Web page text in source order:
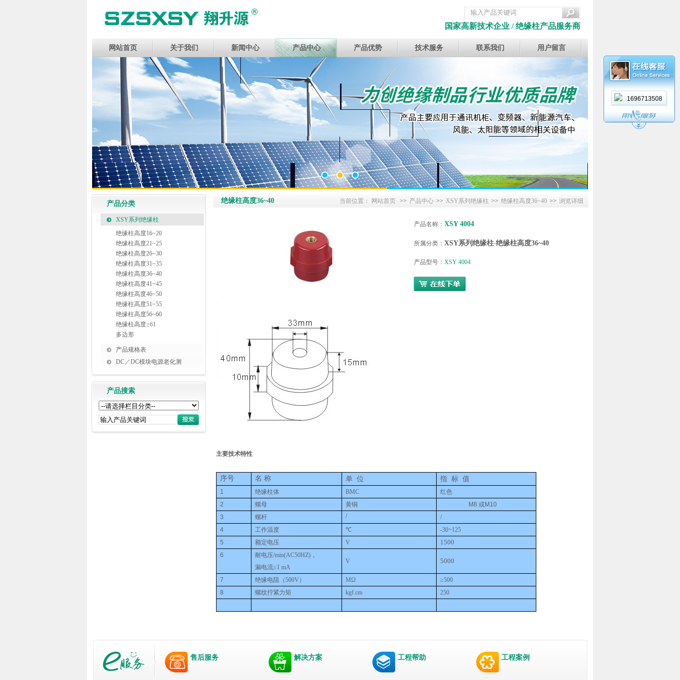
1696713508
国家高新技术企业 / 绝缘柱产品服务商
网站首页 关于我们 新闻中心 产品中心 产品优势 技术服务 联系我们 用户留言
产品分类
XSY系列绝缘柱
绝缘柱高度16~20
绝缘柱高度21~25
绝缘柱高度26~30
绝缘柱高度31~35
绝缘柱高度36~40
绝缘柱高度41~45
绝缘柱高度46~50
绝缘柱高度51~55
绝缘柱高度56~60
绝缘柱高度≥61
多边形
产品规格表
DC／DC模块电源老化测
产品搜索
当前位置： 网站首页 >> 产品中心 >> XSY系列绝缘柱 >> 绝缘柱高度36~40 >> 浏览详细
绝缘柱高度36~40
产品名称： XSY 4004
所属分类： XSY系列绝缘柱-绝缘柱高度36~40
产品型号： XSY 4004
主要技术特性
序号 名 称 单 位 指 标 值
1 绝缘柱体 BMC
红色
2
螺母 黄铜
M8 或M10
3
螺杆 /
/
4
工作温度 ℃ -30~125
5
额定电压 V 1500
6 耐电压/min(AC50HZ) ，
漏电流≤1 mA
V 5000
7 绝缘电阻（500V） MΩ ≥500
8
螺纹拧紧力矩 kgf.cm 250
售后服务 解决方案 工程帮助 工程案例